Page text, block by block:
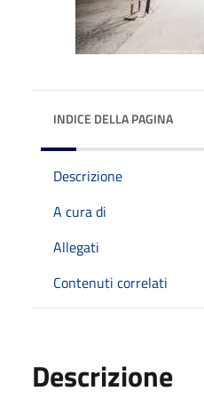
INDICE DELLA PAGINA
Descrizione
A cura di
Allegati
Contenuti correlati
Descrizione